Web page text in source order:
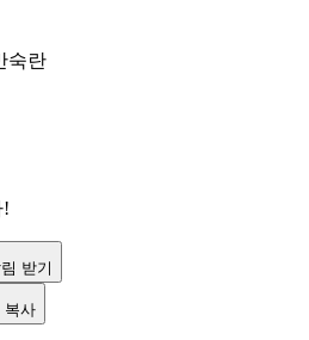
숙란
!
받기
복사